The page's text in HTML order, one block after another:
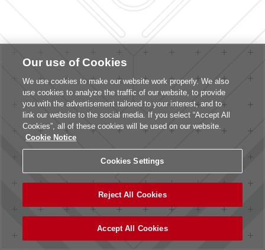
Our use of Cookies
We use cookies to make our website work properly. We also
use cookies to analyze the traffic of our website, to provide
you with the advertisement tailored to your interest, and to
link our website to the social media. If you select “Accept All
Cookies”, all of these cookies will be used on our website.
Cookie Notice
Cookies Settings
Reject All Cookies
Accept All Cookies